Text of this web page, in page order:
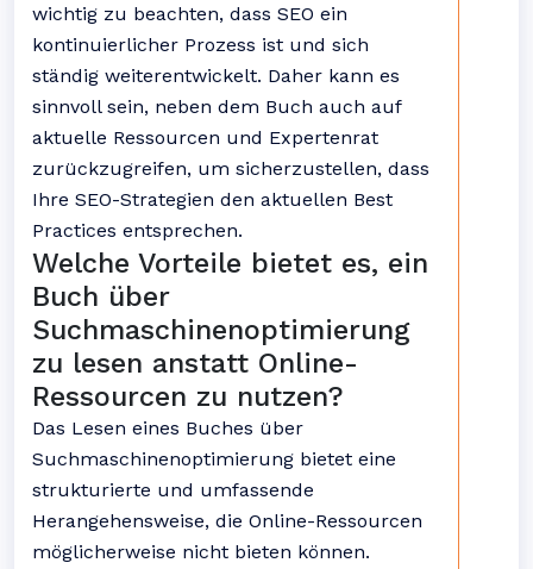
wichtig zu beachten, dass SEO ein
kontinuierlicher Prozess ist und sich
ständig weiterentwickelt. Daher kann es
sinnvoll sein, neben dem Buch auch auf
aktuelle Ressourcen und Expertenrat
zurückzugreifen, um sicherzustellen, dass
Ihre SEO-Strategien den aktuellen Best
Practices entsprechen.
Welche Vorteile bietet es, ein
Buch über
Suchmaschinenoptimierung
zu lesen anstatt Online-
Ressourcen zu nutzen?
Das Lesen eines Buches über
Suchmaschinenoptimierung bietet eine
strukturierte und umfassende
Herangehensweise, die Online-Ressourcen
möglicherweise nicht bieten können.